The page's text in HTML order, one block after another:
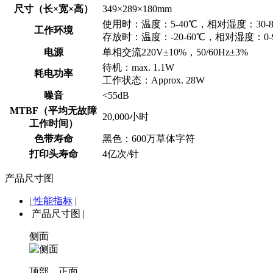
尺寸（长×宽×高）
349×289×180mm
工作环境
使用时：温度：5-40℃，相对湿度：30-
存放时：温度：-20-60℃，相对湿度：0-
电源
单相交流220V±10%，50/60Hz±3%
耗电功率
待机：max. 1.1W
工作状态：Approx. 28W
噪音
<55dB
MTBF（平均无故障
工作时间）
20,000小时
色带寿命
黑色：600万草体字符
打印头寿命
4亿次/针
产品尺寸图
| 性能指标 |
产品尺寸图 |
侧面